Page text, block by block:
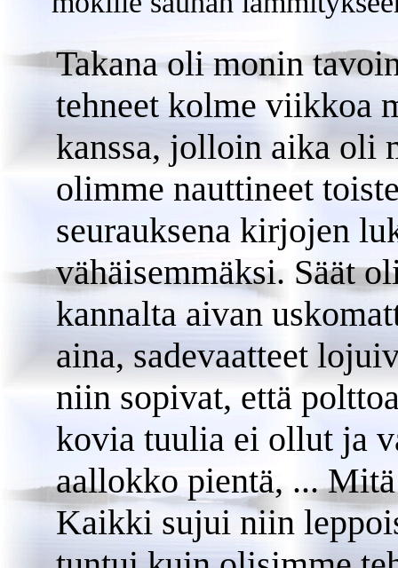
Takana oli monin
tehneet kolme viikkoa
kanssa, jolloin aika oli
olimme nauttineet
seurauksena kirjojen
vähäisemmäksi. Säät
kannalta aivan
aina, sadevaatteet
niin sopivat, että
kovia tuulia ei ollut ja
aallokko pientä, ...
Kaikki sujui niin